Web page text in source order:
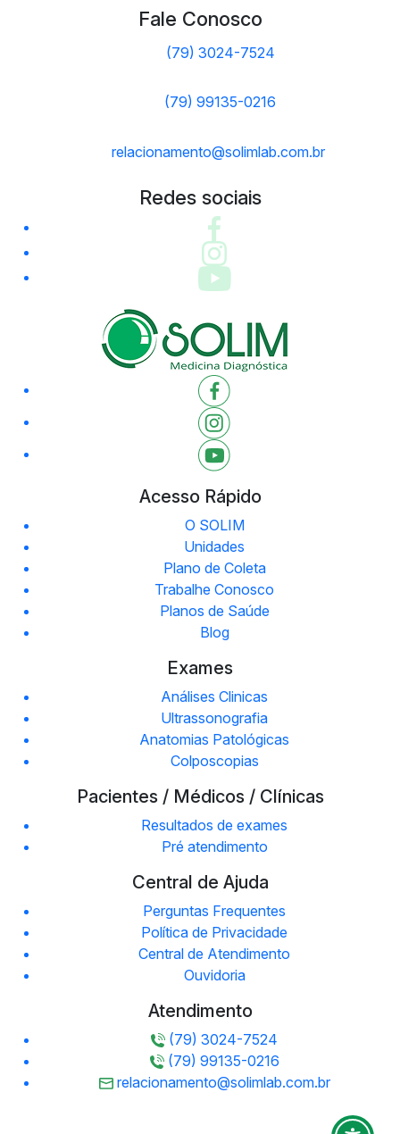
Fale Conosco
(79) 3024-7524
(79) 99135-0216
relacionamento@solimlab.com.br
Redes sociais
Acesso Rápido
O SOLIM
Unidades
Plano de Coleta
Trabalhe Conosco
Planos de Saúde
Blog
Exames
Análises Clinicas
Ultrassonografia
Anatomias Patológicas
Colposcopias
Pacientes / Médicos / Clínicas
Resultados de exames
Pré atendimento
Central de Ajuda
Perguntas Frequentes
Política de Privacidade
Central de Atendimento
Ouvidoria
Atendimento
(79) 3024-7524
(79) 99135-0216
relacionamento@solimlab.com.br